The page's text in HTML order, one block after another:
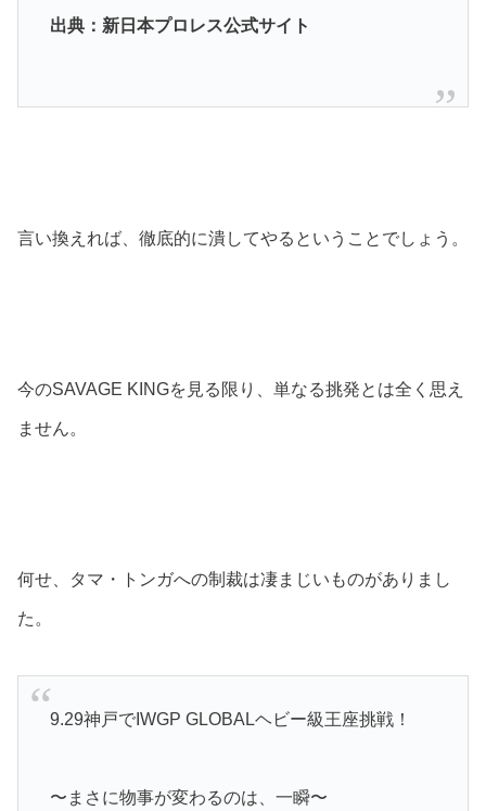
出典：新日本プロレス公式サイト
言い換えれば、徹底的に潰してやるということでしょう。
今のSAVAGE KINGを見る限り、単なる挑発とは全く思え
ません。
何せ、タマ・トンガへの制裁は凄まじいものがありまし
た。
9.29神戸でIWGP GLOBALヘビー級王座挑戦！
〜まさに物事が変わるのは、一瞬〜